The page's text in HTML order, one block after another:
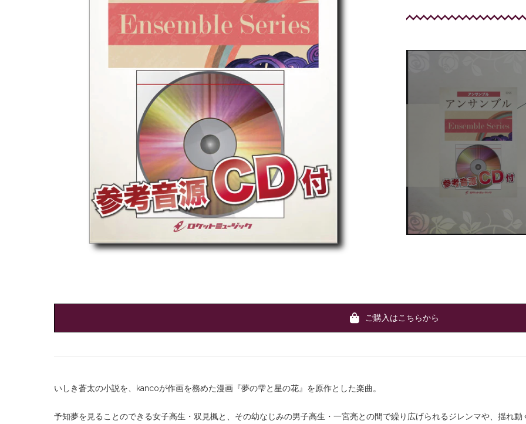
ご購入はこちらから
いしき蒼太の小説を、kancoが作画を務めた漫画『夢の雫と星の花』を原作とした楽曲。
予知夢を見ることのできる女子高生・双見楓と、その幼なじみの男子高生・一宮亮との間で繰り広げられるジレンマや、揺れ